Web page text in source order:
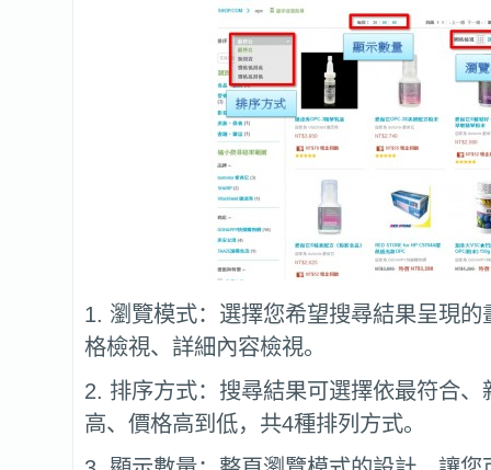
1. 瀏覽模式：選擇您希望搜尋結果呈現的
格檢視、詳細內容檢視。
2. 排序方式：搜尋結果可選擇依最符合、
高、價格高到低，共4種排列方式。